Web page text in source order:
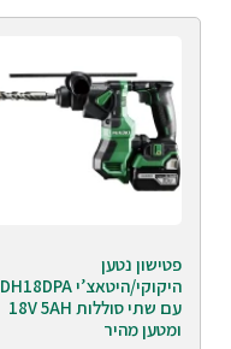
פטישון נטען
היקוקי/היטאצ’י DH18DPA
עם שתי סוללות 18V 5AH
ומטען מהיר